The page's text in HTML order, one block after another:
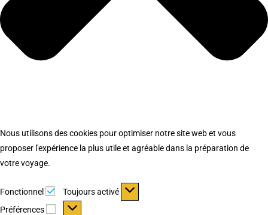
Nous utilisons des cookies pour optimiser notre site web et vous
proposer l'expérience la plus utile et agréable dans la préparation de
votre voyage.
Fonctionnel Fonctionnel
Toujours activé
Préférences
Préférences